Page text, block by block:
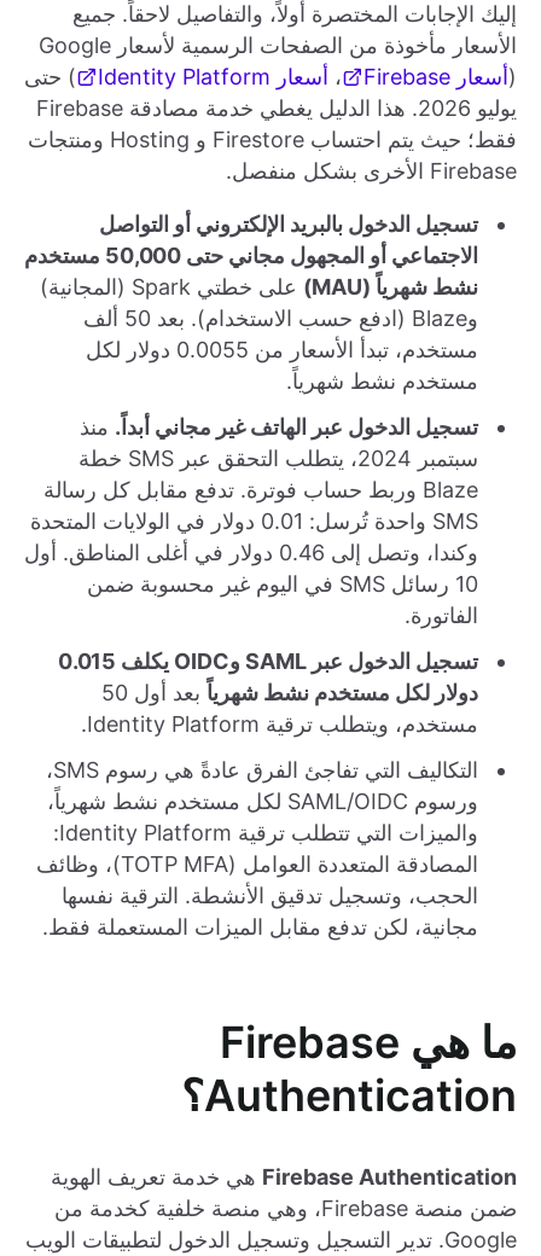
إليك الإجابات المختصرة أولاً، والتفاصيل لاحقاً. جميع
الأسعار مأخوذة من الصفحات الرسمية لأسعار Google
(أسعار Firebase ، أسعار Identity Platform
) حتى
يوليو 2026. هذا الدليل يغطي خدمة مصادقة Firebase
فقط؛ حيث يتم احتساب Firestore و Hosting ومنتجات
Firebase الأخرى بشكل منفصل.
تسجيل الدخول بالبريد الإلكتروني أو التواصل
الاجتماعي أو المجهول مجاني حتى 50,000 مستخدم
نشط شهرياً (MAU)
على خطتي Spark (المجانية)
وBlaze (ادفع حسب الاستخدام). بعد 50 ألف
مستخدم، تبدأ الأسعار من 0.0055 دولار لكل
مستخدم نشط شهرياً.
تسجيل الدخول عبر الهاتف غير مجاني أبداً. منذ
سبتمبر 2024، يتطلب التحقق عبر SMS خطة
Blaze وربط حساب فوترة. تدفع مقابل كل رسالة
SMS واحدة تُرسل: 0.01 دولار في الولايات المتحدة
وكندا، وتصل إلى 0.46 دولار في أغلى المناطق. أول
10 رسائل SMS في اليوم غير محسوبة ضمن
الفاتورة.
تسجيل الدخول عبر SAML وOIDC يكلف 0.015
دولار لكل مستخدم نشط شهرياً
بعد أول 50
مستخدم، ويتطلب ترقية Identity Platform.
التكاليف التي تفاجئ الفرق عادةً هي رسوم SMS،
ورسوم SAML/OIDC لكل مستخدم نشط شهرياً،
والميزات التي تتطلب ترقية Identity Platform:
المصادقة المتعددة العوامل (TOTP MFA)، وظائف
الحجب، وتسجيل تدقيق الأنشطة. الترقية نفسها
مجانية، لكن تدفع مقابل الميزات المستعملة فقط.
ما هي Firebase
Authentication؟
Firebase Authentication هي خدمة تعريف الهوية
ضمن منصة Firebase، وهي منصة خلفية كخدمة من
Google. تدير التسجيل وتسجيل الدخول لتطبيقات الويب